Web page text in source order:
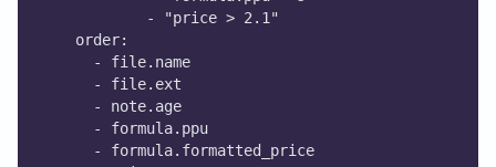
            - "price > 2.1"
    order:
      - file.name
      - file.ext
      - note.age
      - formula.ppu
      - formula.formatted_price